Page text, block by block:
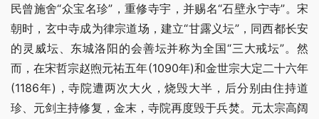
民曾施舍“众宝名珍”，重修寺宇，并赐名“石壁永宁寺”。宋
朝时，玄中寺成为律宗道场，建立“甘露义坛”，同西都长安
的灵威坛、东城洛阳的会善坛并称为全国“三大戒坛”。然
而，在宋哲宗赵煦元祐五年(1090年)和金世宗大定二十六年
(1186年)，寺院遭两次大火，烧毁大半，后分别由住持道
珍、元剑主持修复，金末，寺院再度毁于兵焚。元太宗高阔